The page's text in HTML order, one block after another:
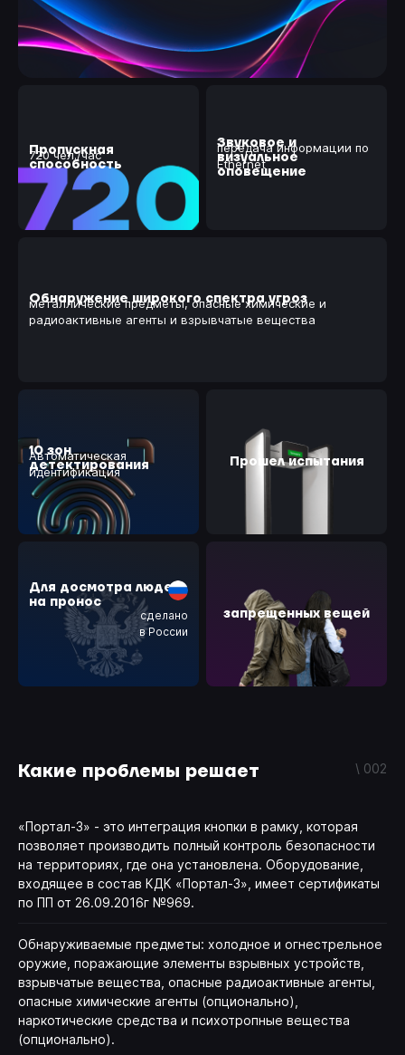
Пропускная
способность
720 чел./час
Звуковое и
визуальное
оповещение
передача информации по
Ethernet
Обнаружение широкого спектра угроз
металлические предметы, опасные химические и
радиоактивные агенты и взрывчатые вещества
10 зон
детектирования
Автоматическая
идентификация
Прошел испытания
Для досмотра людей
на пронос
сделано
в России
запрещенных вещей
Какие проблемы решает \ 002
«Портал-3» - это интеграция кнопки в рамку, которая
позволяет производить полный контроль безопасности
на территориях, где она установлена. Оборудование,
входящее в состав КДК «Портал-3», имеет сертификаты
по ПП от 26.09.2016г №969.
Обнаруживаемые предметы: холодное и огнестрельное
оружие, поражающие элементы взрывных устройств,
взрывчатые вещества, опасные радиоактивные агенты,
опасные химические агенты (опционально),
наркотические средства и психотропные вещества
(опционально).